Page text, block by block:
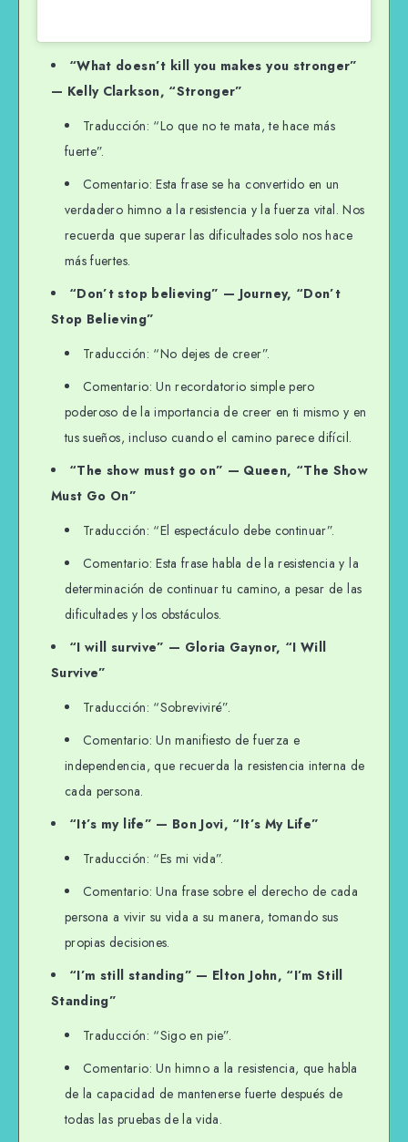
“What doesn’t kill you makes you stronger”
— Kelly Clarkson, “Stronger”
Traducción: “Lo que no te mata, te hace más
fuerte”.
Comentario: Esta frase se ha convertido en un
verdadero himno a la resistencia y la fuerza vital. Nos
recuerda que superar las dificultades solo nos hace
más fuertes.
“Don’t stop believing” — Journey, “Don’t
Stop Believing”
Traducción: “No dejes de creer”.
Comentario: Un recordatorio simple pero
poderoso de la importancia de creer en ti mismo y en
tus sueños, incluso cuando el camino parece difícil.
“The show must go on” — Queen, “The Show
Must Go On”
Traducción: “El espectáculo debe continuar”.
Comentario: Esta frase habla de la resistencia y la
determinación de continuar tu camino, a pesar de las
dificultades y los obstáculos.
“I will survive” — Gloria Gaynor, “I Will
Survive”
Traducción: “Sobreviviré”.
Comentario: Un manifiesto de fuerza e
independencia, que recuerda la resistencia interna de
cada persona.
“It’s my life” — Bon Jovi, “It’s My Life”
Traducción: “Es mi vida”.
Comentario: Una frase sobre el derecho de cada
persona a vivir su vida a su manera, tomando sus
propias decisiones.
“I’m still standing” — Elton John, “I’m Still
Standing”
Traducción: “Sigo en pie”.
Comentario: Un himno a la resistencia, que habla
de la capacidad de mantenerse fuerte después de
todas las pruebas de la vida.